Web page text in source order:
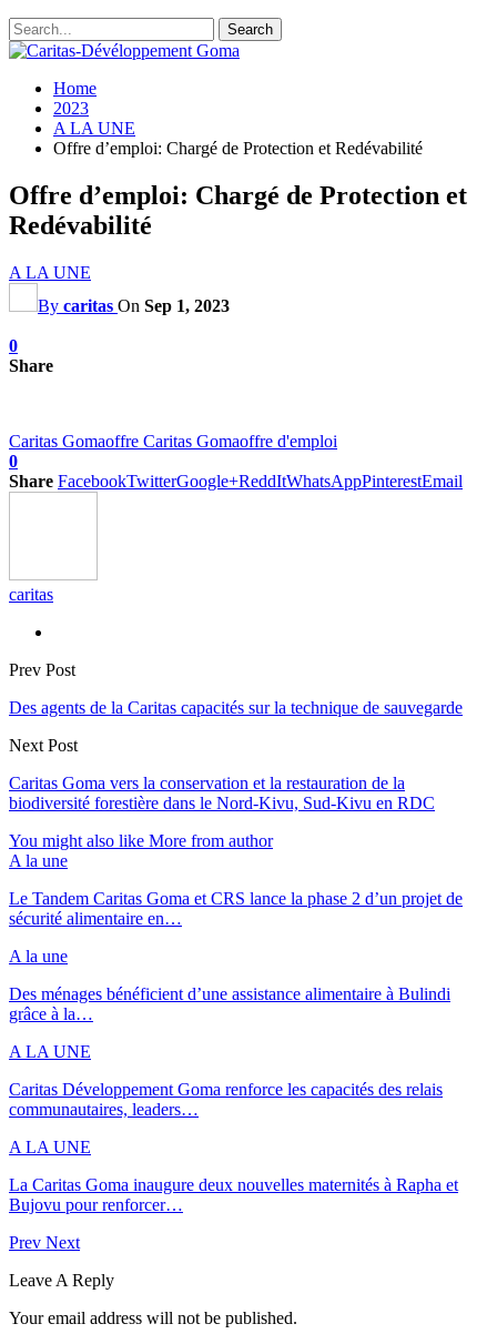
Home
2023
A LA UNE
Offre d’emploi: Chargé de Protection et Redévabilité
Offre d’emploi: Chargé de Protection et
Redévabilité
A LA UNE
By caritas On Sep 1, 2023
0
Share
Caritas Gomaoffre Caritas Gomaoffre d'emploi
0
Share FacebookTwitterGoogle+ReddItWhatsAppPinterestEmail
caritas
Prev Post
Des agents de la Caritas capacités sur la technique de sauvegarde
Next Post
Caritas Goma vers la conservation et la restauration de la
biodiversité forestière dans le Nord-Kivu, Sud-Kivu en RDC
You might also like More from author
A la une
Le Tandem Caritas Goma et CRS lance la phase 2 d’un projet de
sécurité alimentaire en…
A la une
Des ménages bénéficient d’une assistance alimentaire à Bulindi
grâce à la…
A LA UNE
Caritas Développement Goma renforce les capacités des relais
communautaires, leaders…
A LA UNE
La Caritas Goma inaugure deux nouvelles maternités à Rapha et
Bujovu pour renforcer…
Prev Next
Leave A Reply
Your email address will not be published.